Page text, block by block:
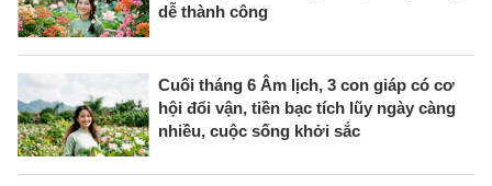
dễ thành công
Cuối tháng 6 Âm lịch, 3 con giáp có cơ
hội đổi vận, tiền bạc tích lũy ngày càng
nhiều, cuộc sống khởi sắc